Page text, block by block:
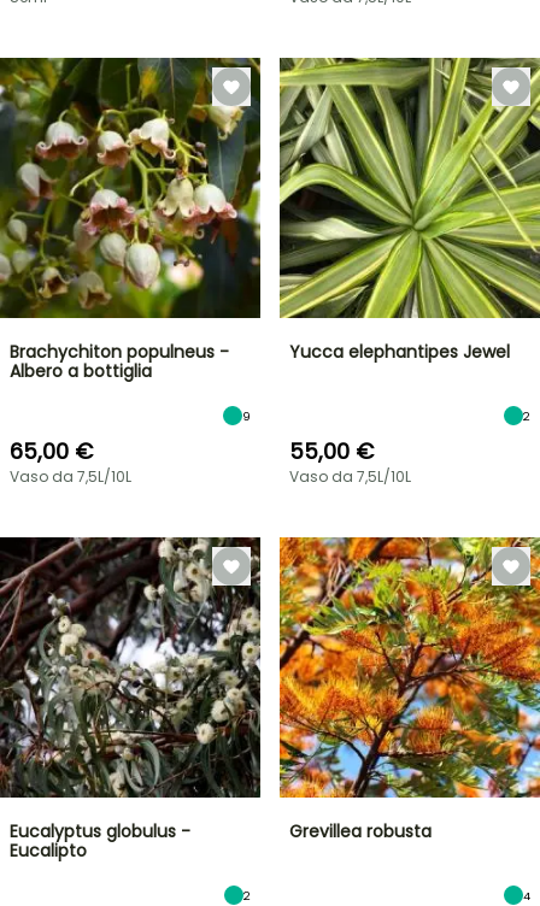
Brachychiton populneus -
Albero a bottiglia
9
65,00 €
Vaso da 7,5L/10L
Yucca elephantipes Jewel
2
55,00 €
Vaso da 7,5L/10L
Eucalyptus globulus -
Eucalipto
2
Grevillea robusta
4